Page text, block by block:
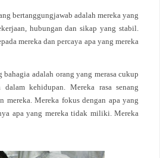
bertanggungjawab adalah mereka yang
hubungan dan sikap yang stabil.
mereka dan percaya apa yang mereka
bahagia adalah orang yang merasa cukup
dalam kehidupan. Mereka rasa senang
mereka. Mereka fokus dengan apa yang
apa yang mereka tidak miliki. Mereka